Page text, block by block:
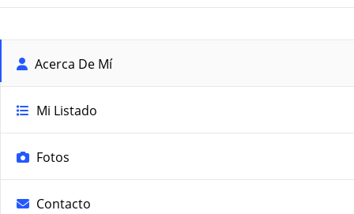
Acerca De Mí
Mi Listado
Fotos
Contacto